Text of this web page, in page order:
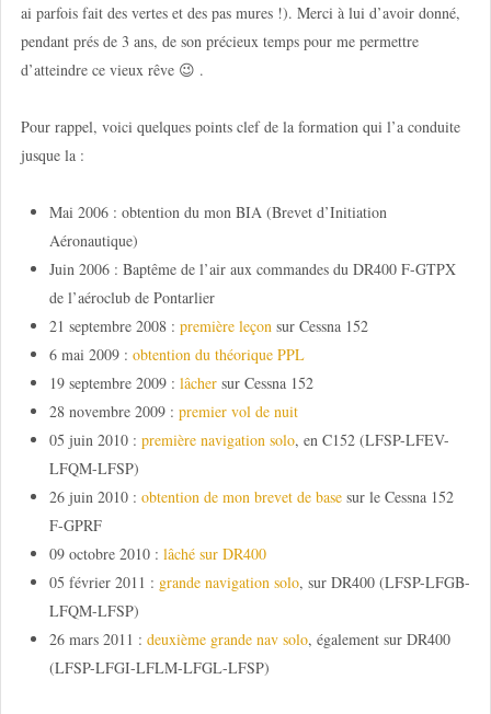
ai parfois fait des vertes et des pas mures !). Merci à lui d’avoir donné,
pendant prés de 3 ans, de son précieux temps pour me permettre
d’atteindre ce vieux rêve 😉 .
Pour rappel, voici quelques points clef de la formation qui l’a conduite
jusque la :
Mai 2006 : obtention du mon BIA (Brevet d’Initiation
Aéronautique)
Juin 2006 : Baptême de l’air aux commandes du DR400 F-GTPX
de l’aéroclub de Pontarlier
21 septembre 2008 : première leçonsur Cessna 152
6 mai 2009 : obtention du théorique PPL
19 septembre 2009 : lâchersur Cessna 152
28 novembre 2009 : premier vol de nuit
05 juin 2010 : première navigation solo, en C152 (LFSP-LFEV-
LFQM-LFSP)
26 juin 2010 : obtention de mon brevet de basesur le Cessna 152
F-GPRF
09 octobre 2010 : lâché sur DR400
05 février 2011 : grande navigation solo, sur DR400 (LFSP-LFGB-
LFQM-LFSP)
26 mars 2011 : deuxième grande nav solo, également sur DR400
(LFSP-LFGI-LFLM-LFGL-LFSP)